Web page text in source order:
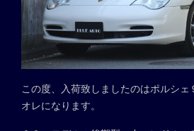
この度、入荷致しましたのはポルシェ
オレになります。